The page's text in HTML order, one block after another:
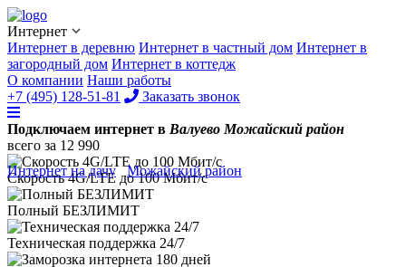
Интернет
Интернет в деревню Интернет в частный дом Интернет в
загородный дом Интернет в коттедж
О компании Наши работы
+7 (495) 128-51-81
Заказать звонок
Интернет на дачу/ Можайский район
Подключаем интернет в Валуево Можайский район
всего за 12 990
Скорость 4G/LTE до100 Мбит/с
Полный БЕЗЛИМИТ
Техническая поддержка 24/7